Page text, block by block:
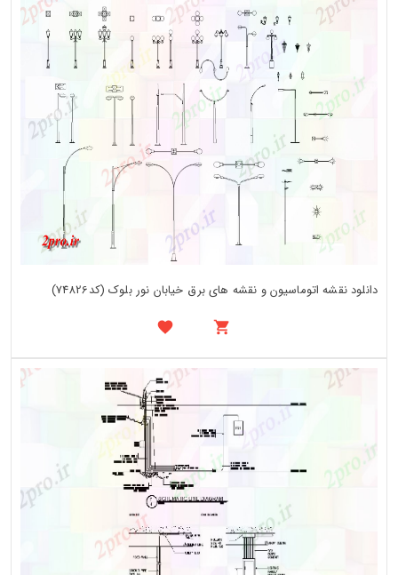
دانلود نقشه اتوماسیون و نقشه های برق خیابان نور بلوک (کد74826)